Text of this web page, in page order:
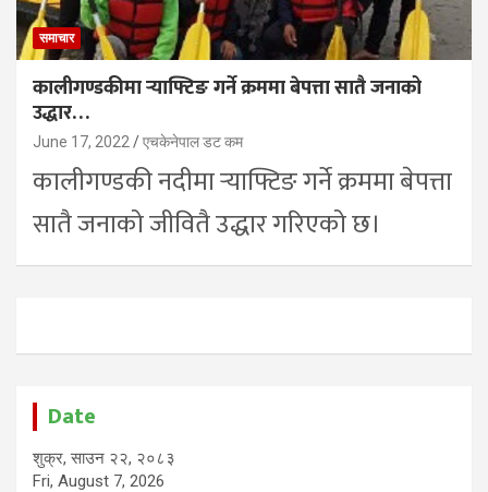
समाचार
कालीगण्डकीमा र्‍याफ्टिङ गर्ने क्रममा बेपत्ता सातै जनाको
उद्धार…
June 17, 2022 एचकेनेपाल डट कम
कालीगण्डकी नदीमा र्‍याफ्टिङ गर्ने क्रममा बेपत्ता
सातै जनाको जीवितै उद्धार गरिएको छ।
Date
शुक्र, साउन २२, २०८३
Fri, August 7, 2026